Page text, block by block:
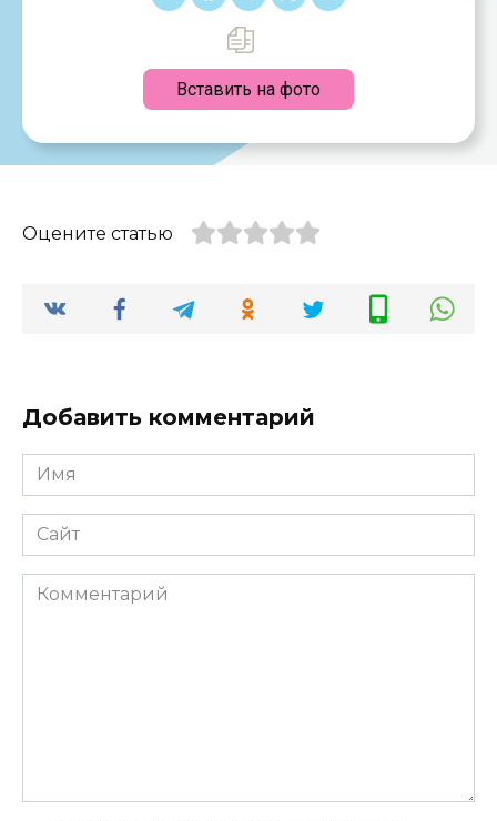
Вставить на фото
Оцените статью
Добавить комментарий
Имя
*
Сайт
Комментарий